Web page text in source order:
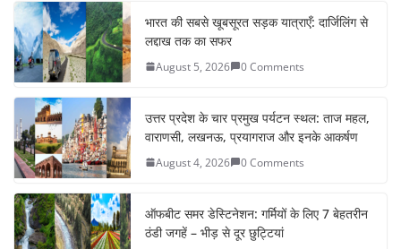
e
b
o
o
k
er e
भारत की सबसे खूबसूरत सड़क यात्राएँ: दार्जिलिंग से
लद्दाख तक का सफर
August 5, 2026 0 Comments
उत्तर प्रदेश के चार प्रमुख पर्यटन स्थल: ताज महल,
वाराणसी, लखनऊ, प्रयागराज और इनके आकर्षण
August 4, 2026 0 Comments
ऑफबीट समर डेस्टिनेशन: गर्मियों के लिए 7 बेहतरीन
ठंडी जगहें – भीड़ से दूर छुट्टियां